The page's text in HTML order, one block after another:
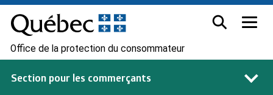
Office de la protection du consommateur
Section pour les commerçants